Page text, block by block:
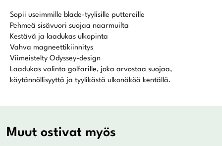
Sopii useimmille blade-tyylisille puttereille
Pehmeä sisävuori suojaa naarmuilta
Kestävä ja laadukas ulkopinta
Vahva magneettikiinnitys
Viimeistelty Odyssey-design
Laadukas valinta golfarille, joka arvostaa suojaa,
käytännöllisyyttä ja tyylikästä ulkonäköä kentällä.
Muut ostivat myös